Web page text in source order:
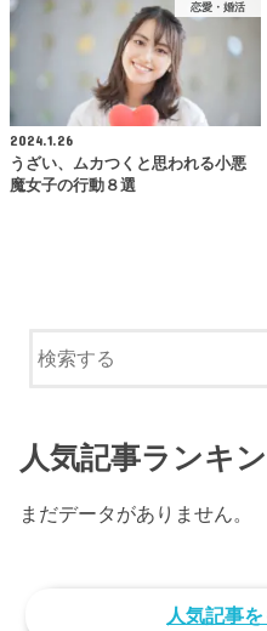
恋愛・婚活
2024.1.26
うざい、ムカつくと思われる小悪
魔女子の行動８選
人気記事ランキ
まだデータがありません。
人気記事